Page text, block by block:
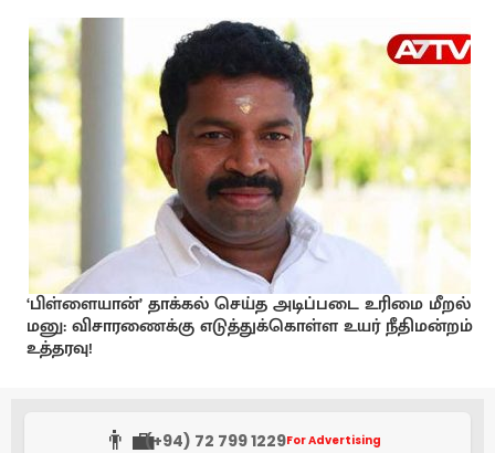
‘பிள்ளையான்’ தாக்கல் செய்த அடிப்படை உரிமை மீறல்
மனு: விசாரணைக்கு எடுத்துக்கொள்ள உயர் நீதிமன்றம்
உத்தரவு!
👨‍💼(+94) 72 799 1229For Advertising